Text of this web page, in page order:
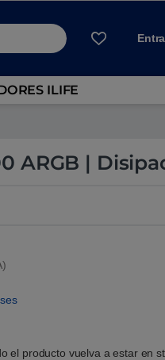
ILIFE
ARGB |
el producto vuelva a estar en